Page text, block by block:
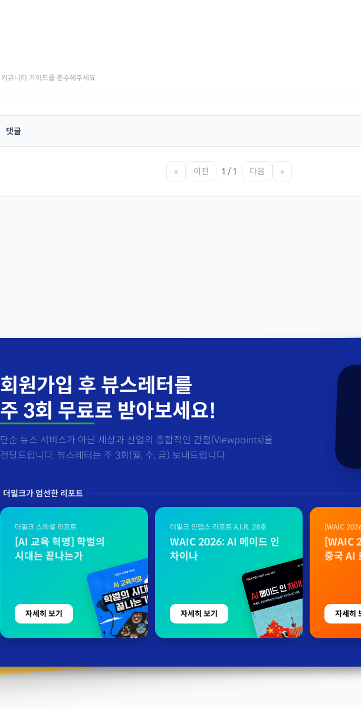
커뮤니티 가이드를 준수해주세요
댓글
« 이전 1 / 1 다음 »
회원가입 후 뷰스레터를
주 3회 무료로 받아보세요!
단순 뉴스 서비스가 아닌 세상과 산업의 종합적인 관점(Viewpoints)을
전달드립니다. 뷰스레터는 주 3회(월, 수, 금) 보내드립니다.
더밀크가 엄선한 리포트
더밀크 스페셜 리포트
[AI 교육 혁명] 학벌의
시대는 끝나는가
자세히 보기
더밀크 인뎁스 리포트 A.I.R. 28호
WAIC 2026: AI 메이드 인
차이나
자세히 보기
[WAIC
자료
[WAIC
중국 AI
자세히